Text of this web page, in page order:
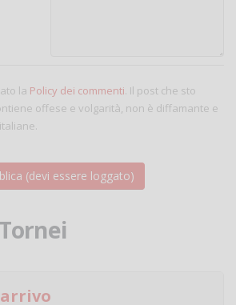
la Policy dei commenti. Il post che sto
offese e volgarità, non è diffamante e
Tornei